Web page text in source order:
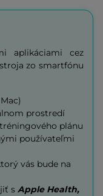
aplikáciami cez
zo smartfónu
prostredí
plánu
používateľmi
vás bude na
s Apple Health,